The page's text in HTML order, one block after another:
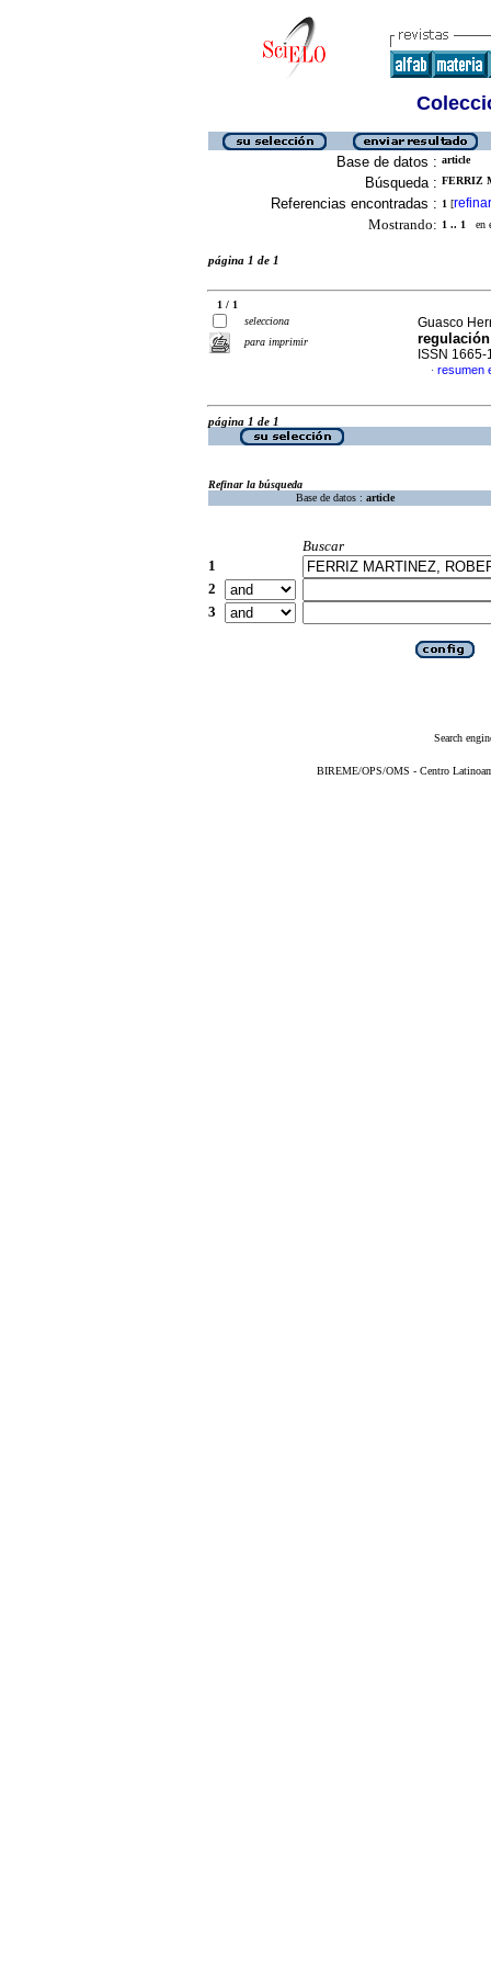
Base de datos : article
Búsqueda : FERRIZ
Referencias encontradas : 1 [refinar
Mostrando: 1 .. 1 en
página 1 de 1
1 / 1
selecciona
para imprimir
Guasco
ISSN 1665-
· resumen
página 1 de 1
Refinar la búsqueda
Base de datos : article
Buscar
1
2
3
Search
BIREME/OPS/OMS - Centro